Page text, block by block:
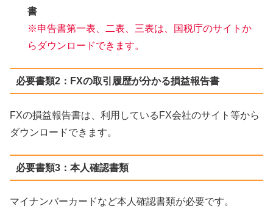
書
※申告書第一表、二表、三表は、国税庁のサイトか
らダウンロードできます。
必要書類2：FXの取引履歴が分かる損益報告書
FXの損益報告書は、利用しているFX会社のサイト等から
ダウンロードできます。
必要書類3：本人確認書類
マイナンバーカードなど本人確認書類が必要です。